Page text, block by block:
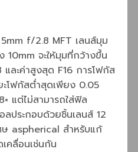
f/2.8 MFT เลนส์มุม
10mm จะให้มุมที่กว้างขึ้น
ละค่าสูงสุด F16 การโฟกัส
ะโฟกัสต่ำสุดเพียง 0.05
แต่ไม่สามารถใส่ฟิล
ประกอบด้วยชิ้นเลนส์ 12
aspherical สำหรับแก้
คลื่อนเช่นกัน